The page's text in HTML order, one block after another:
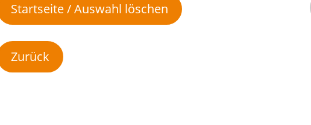
Startseite / Auswahl löschen